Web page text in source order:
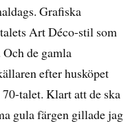
Grafiska
Art Déco-stil som
de gamla
efter husköpet
talet. Klart att de ska
gula färgen gillade jag